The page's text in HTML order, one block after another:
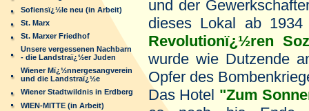
Sofiensï¿½le neu (in Arbeit)
St. Marx
St. Marxer Friedhof
Unsere vergessenen Nachbarn
- die Landstraï¿½er Juden
Wiener Mï¿½nnergesangverein
und die Landstraï¿½e
Wiener Stadtwildnis in Erdberg
WIEN-MITTE (in Arbeit)
und der
dieses Lokal ab
Revolutionï¿½ren
wurde wie Dutzende
Opfer des
Das Hotel "Zum